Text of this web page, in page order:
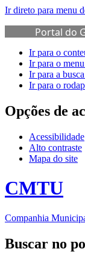
Ir direto para menu
Portal do
de
Ir para o
Ir para o menu
Ir para a busca
Ir para o
Opções de
Acessibilidade
Alto contraste
Mapa do site
CMTU
Companhia
Buscar no